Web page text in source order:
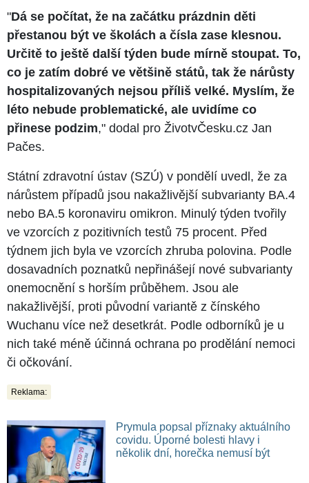
"Dá se počítat, že na začátku prázdnin děti
přestanou být ve školách a čísla zase klesnou.
Určitě to ještě další týden bude mírně stoupat. To,
co je zatím dobré ve většině států, tak že nárůsty
hospitalizovaných nejsou příliš velké. Myslím, že
léto nebude problematické, ale uvidíme co
přinese podzim," dodal pro ŽivotvČesku.cz Jan
Pačes.
Státní zdravotní ústav (SZÚ) v pondělí uvedl, že za
nárůstem případů jsou nakažlivější subvarianty BA.4
nebo BA.5 koronaviru omikron. Minulý týden tvořily
ve vzorcích z pozitivních testů 75 procent. Před
týdnem jich byla ve vzorcích zhruba polovina. Podle
dosavadních poznatků nepřinášejí nové subvarianty
onemocnění s horším průběhem. Jsou ale
nakažlivější, proti původní variantě z čínského
Wuchanu více než desetkrát. Podle odborníků je u
nich také méně účinná ochrana po prodělání nemoci
či očkování.
Reklama:
Prymula popsal příznaky aktuálního
covidu. Úporné bolesti hlavy i
několik dní, horečka nemusí být